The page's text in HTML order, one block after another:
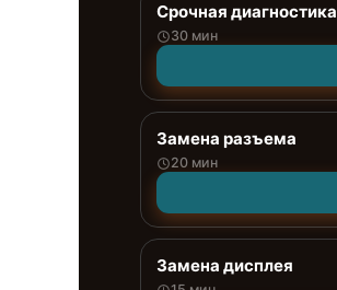
Срочная диагностика
30 мин
Замена разъема
20 мин
Замена дисплея